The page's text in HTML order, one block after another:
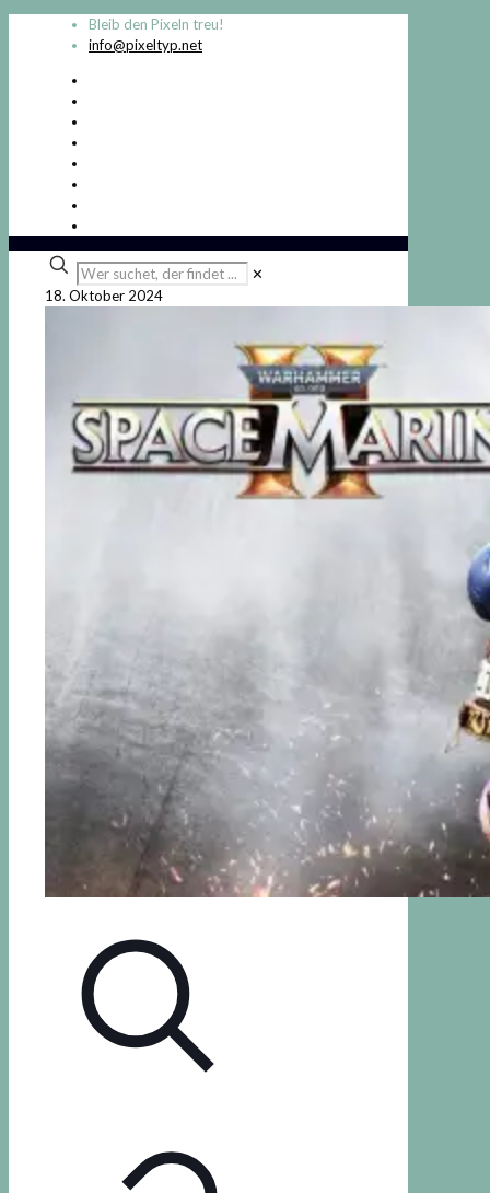
Bleib den Pixeln treu!
info@pixeltyp.net
Wer
suchet,
der
✕
18. Oktober 2024